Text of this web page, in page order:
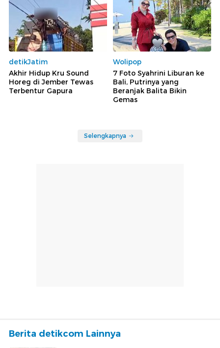
detikJatim
Akhir Hidup Kru Sound
Horeg di Jember Tewas
Terbentur Gapura
Wolipop
7 Foto Syahrini Liburan ke
Bali, Putrinya yang
Beranjak Balita Bikin
Gemas
Selengkapnya
Berita detikcom Lainnya